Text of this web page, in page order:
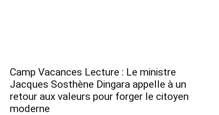
Camp Vacances Lecture : Le ministre
Jacques Sosthène Dingara appelle à un
retour aux valeurs pour forger le citoyen
moderne